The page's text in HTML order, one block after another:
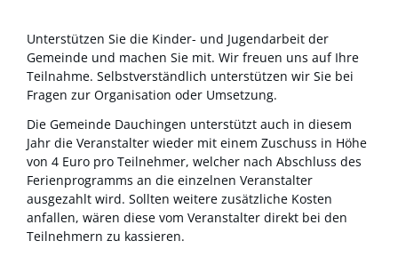
Unterstützen Sie die Kinder- und Jugendarbeit der
Gemeinde und machen Sie mit. Wir freuen uns auf Ihre
Teilnahme. Selbstverständlich unterstützen wir Sie bei
Fragen zur Organisation oder Umsetzung.
Die Gemeinde Dauchingen unterstützt auch in diesem
Jahr die Veranstalter wieder mit einem Zuschuss in Höhe
von 4 Euro pro Teilnehmer, welcher nach Abschluss des
Ferienprogramms an die einzelnen Veranstalter
ausgezahlt wird. Sollten weitere zusätzliche Kosten
anfallen, wären diese vom Veranstalter direkt bei den
Teilnehmern zu kassieren.